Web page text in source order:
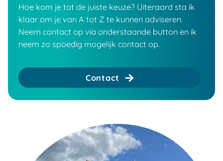
Hoe kom je tot de juiste keuze? Uiteraard sta ik
klaar om je van A tot Z te kunnen adviseren.
Neem contact op via onderstaande button en ik
neem zo spoedig mogelijk contact op.
Contact